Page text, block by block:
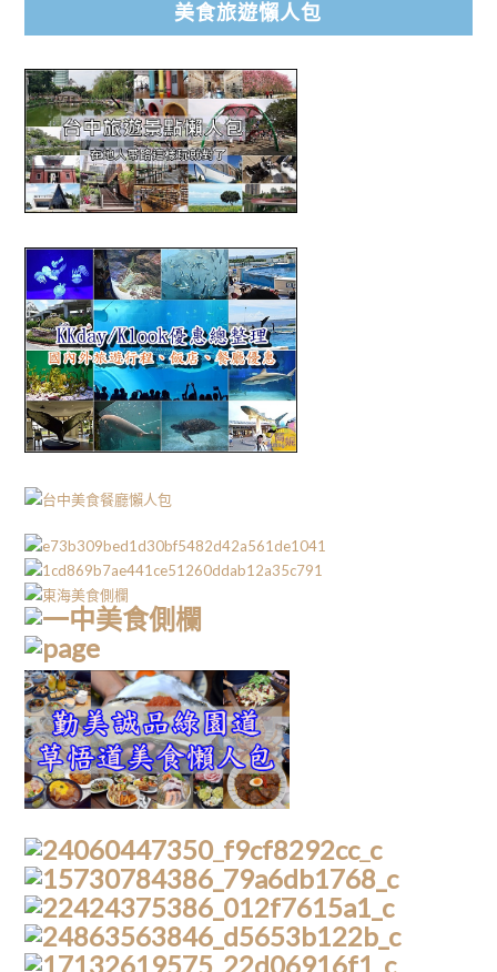
美食旅遊懶人包